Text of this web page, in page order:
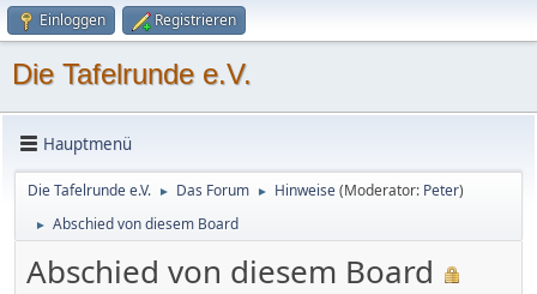
Einloggen Registrieren
Die Tafelrunde e.V.
Hauptmenü
Die Tafelrunde e.V. ► Das Forum ► Hinweise(Moderator: Peter)
► Abschied von diesem Board
Abschied von diesem Board